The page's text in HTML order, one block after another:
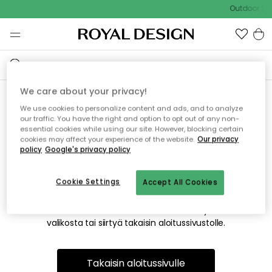
Outdoor
Emme valitettavasti löydä
etsimääsi sivua
Tämä voi johtua siitä, että sivua ei enää ole tai siitä, että se
on siirretty muualle. Pahoittelemme tästä mahdollisesti
valikosta tai siirtyä takaisin aloitussivustolle.
Takaisin aloitussivulle
We care about your privacy!
We use cookies to personalize content and ads, and to analyze
our traffic. You have the right and option to opt out of any non-
essential cookies while using our site. However, blocking certain
cookies may affect your experience of the website. Our privacy
policy Google's privacy policy
Accept All Cookies
Cookie Settings